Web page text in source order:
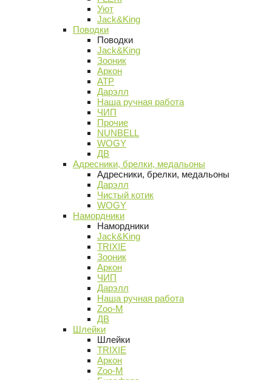
Уют
Jack&King
Поводки
Поводки
Jack&King
Зооник
Аркон
АТР
Дарэлл
Наша ручная работа
ЧИП
Прочие
NUNBELL
WOGY
ДВ
Адресники, брелки, медальоны
Адресники, брелки, медальоны
Дарэлл
Чистый котик
WOGY
Намордники
Намордники
Jack&King
TRIXIE
Зооник
Аркон
ЧИП
Дарэлл
Наша ручная работа
Zoo-M
ДВ
Шлейки
Шлейки
TRIXIE
Аркон
Zoo-M